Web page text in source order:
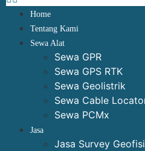
Home
Tentang Kami
Sewa Alat
Sewa GPR
Sewa GPS RTK
Sewa Geolistrik
Sewa Cable
Sewa PCMx
Jasa
Jasa Survey